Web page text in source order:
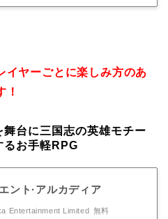
イヤーごとに楽しみ方のあ
！
台に三国志の英雄モチー
るお手軽RPG
ント·アルカディア
Entertainment Limited 無料